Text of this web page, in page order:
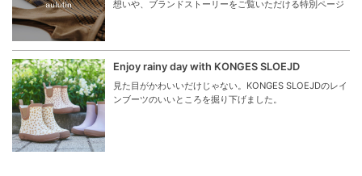
想いや、ブランドストーリーをご覧いただける特別ページ
Enjoy rainy day with KONGES SLOEJD
見た目がかわいいだけじゃない。KONGES SLOEJDのレイ
ンブーツのいいところを掘り下げました。